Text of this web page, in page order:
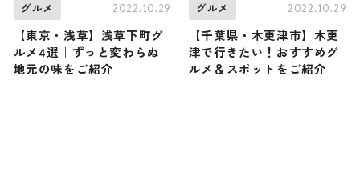
グルメ 2022.10.29
【東京・浅草】浅草下町グ
ルメ4選｜ずっと変わらぬ
地元の味をご紹介
グルメ 2022.10.29
【千葉県・木更津市】木更
津で行きたい！おすすめグ
ルメ＆スポットをご紹介